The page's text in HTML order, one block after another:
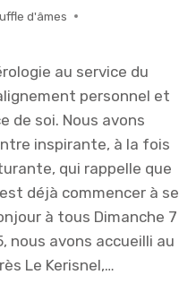
d'âmes
au service du
personnel et
de soi. Nous avons
inspirante, à la fois
qui rappelle que
déjà commencer à se
à tous Dimanche 7
nous avons accueilli au
Le Kerisnel,…